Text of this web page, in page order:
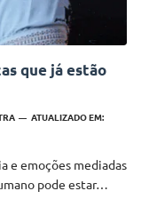
que já estão
ATUALIZADO EM:
e emoções mediadas
pode estar…